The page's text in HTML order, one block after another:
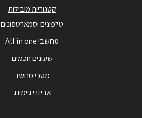
קטגוריות מובילות
טלפונים וסמארטפונים
מחשבי All in one
שעונים חכמים
מסכי מחשב
אביזרי גיימינג